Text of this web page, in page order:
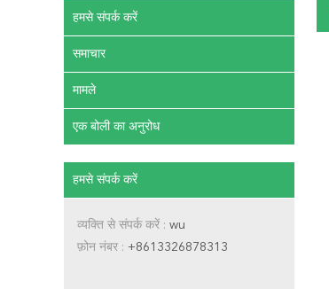
हमसे संपर्क करें
समाचार
मामले
एक बोली का अनुरोध
हमसे संपर्क करें
व्यक्ति से संपर्क करें : wu
फ़ोन नंबर : +8613326878313